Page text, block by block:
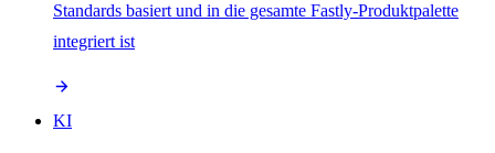
Standards basiert und in die gesamte Fastly-Produktpalette
integriert ist
KI